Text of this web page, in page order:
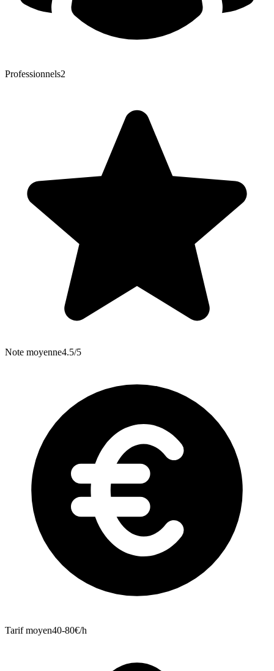
Professionnels2
Note moyenne4.5/5
Tarif moyen40-80€/h